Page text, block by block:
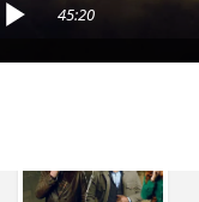
45:20